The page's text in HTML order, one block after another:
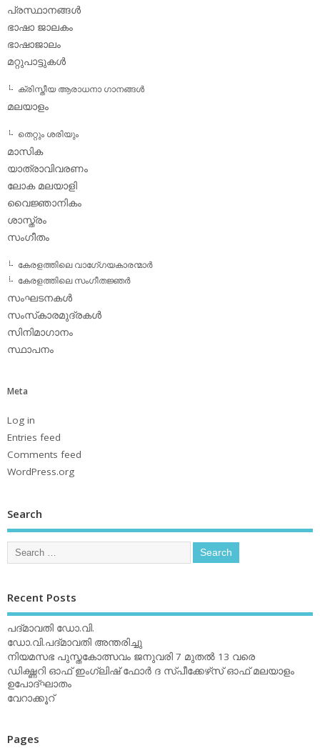
പ്രസ്ഥാനങ്ങള്‍
ഭാഷാ ജാലകം
ഭാഷാജാലം
മറ്റുപാട്ടുകള്‍
ക്രിസ്തീയ ആരാധനാ ഗാനങ്ങള്‍
മലയാളം
തെറ്റും ശരിയും
മാസിക
യാത്രാവിവരണം
ലോക മലയാളി
വൈജ്ഞാനികം
ശാസ്ത്രം
സംഗീതം
കേരളത്തിലെ വാഗേ്ഗയകാരന്മാര്‍
കേരളത്തിലെ സംഗീതജ്ഞര്‍
സംഘടനകള്‍
സംസ്‌കാരമുദ്രകള്‍
സിനിമാഗാനം
സ്ഥാപനം
Meta
Log in
Entries feed
Comments feed
WordPress.org
Search
Recent Posts
പദ്മാവതി ഡോ.വി.
ഡോ.വി.പദ്മാവതി അന്തരിച്ചു
നിയമസഭ പുസ്തകോത്സവം ജനുവരി 7 മുതല്‍ 13 വരെ
ഡിക്ഷ്ണറി ഓഫ് ഇംഗ്ലിഷ് ഫോര്‍ ദ സ്പീക്കേഴ്‌സ് ഓഫ് മലയാളം
ഉപോദ്ഘാതം
വേറാക്കൂറ്
Pages